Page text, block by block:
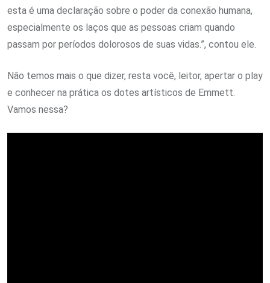
esta é uma declaração sobre o poder da conexão humana,
especialmente os laços que as pessoas criam quando
passam por períodos dolorosos de suas vidas.”, contou ele.
Não temos mais o que dizer, resta você, leitor, apertar o play
e conhecer na prática os dotes artísticos de Emmett.
Vamos nessa?